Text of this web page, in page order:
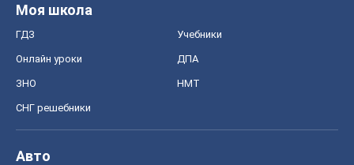
Моя школа
ГДЗ Учебники
Онлайн уроки ДПА
ЗНО НМТ
СНГ решебники
Авто